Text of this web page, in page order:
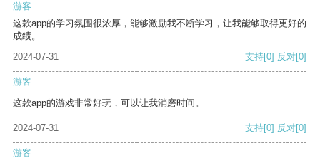
游客
这款app的学习氛围很浓厚，能够激励我不断学习，让我能够取得更好的
成绩。
2024-07-31
支持[0] 反对[0]
游客
这款app的游戏非常好玩，可以让我消磨时间。
2024-07-31 支持[0] 反对[0]
游客